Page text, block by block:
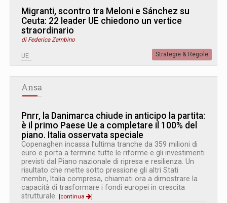
Migranti, scontro tra Meloni e Sánchez su
Ceuta: 22 leader UE chiedono un vertice
straordinario
di Federica Zambino
UE Strategie & Regole
Ansa
Pnrr, la Danimarca chiude in anticipo la partita:
è il primo Paese Ue a completare il 100% del
piano. Italia osservata speciale
Copenaghen incassa l’ultima tranche da 359 milioni di
euro e porta a termine tutte le riforme e gli investimenti
previsti dal Piano nazionale di ripresa e resilienza. Un
risultato che mette sotto pressione gli altri Stati
membri, Italia compresa, chiamati ora a dimostrare la
capacità di trasformare i fondi europei in crescita
strutturale. [continua
]